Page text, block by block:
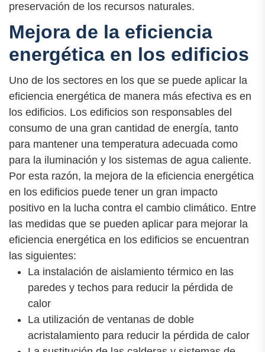
preservación de los recursos naturales.
Mejora de la eficiencia
energética en los edificios
Uno de los sectores en los que se puede aplicar la
eficiencia energética de manera más efectiva es en
los edificios. Los edificios son responsables del
consumo de una gran cantidad de energía, tanto
para mantener una temperatura adecuada como
para la iluminación y los sistemas de agua caliente.
Por esta razón, la mejora de la eficiencia energética
en los edificios puede tener un gran impacto
positivo en la lucha contra el cambio climático. Entre
las medidas que se pueden aplicar para mejorar la
eficiencia energética en los edificios se encuentran
las siguientes:
La instalación de aislamiento térmico en las
paredes y techos para reducir la pérdida de
calor
La utilización de ventanas de doble
acristalamiento para reducir la pérdida de calor